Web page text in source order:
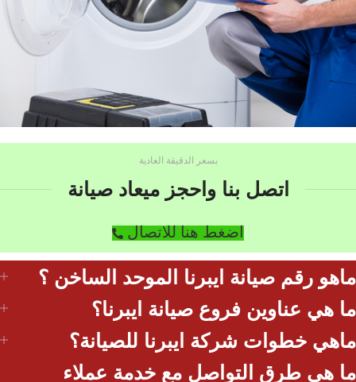
بسعر الدقيقة العادية
اتصل بنا واحجز ميعاد صيانة
اضغط هنا للاتصال
ماهو رقم صيانة ايبرنا الموحد الساخن ؟
ما هي عناوين فروع صيانة ايبرنا؟
ماهي خطوات شركة ايبرنا للصيانة؟
ما هي طرق التواصل مع خدمة عملاء